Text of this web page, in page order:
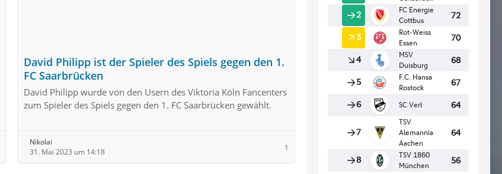
David Philipp ist der Spieler des Spiels gegen den 1.
FC Saarbrücken
David Philipp wurde von den Usern des Viktoria Köln Fancenters
zum Spieler des Spiels gegen den 1. FC Saarbrücken gewählt.
Nikolai
31. Mai 2023 um 14:18
1